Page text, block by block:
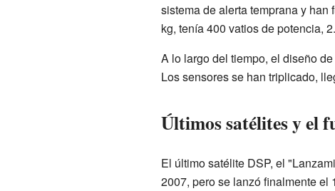
sistema de alerta temprana y
kg, tenía 400 vatios de potencia,
A lo largo del tiempo, el diseño
Los sensores se han triplicado,
Últimos satélites y el
El último satélite DSP, el
2007, pero se lanzó finalmente el